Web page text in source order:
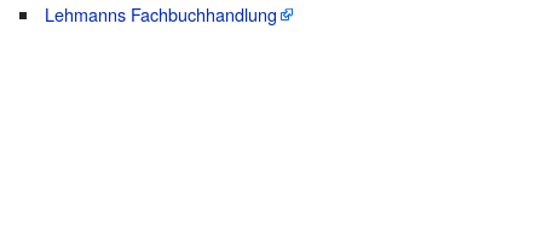
Lehmanns Fachbuchhandlung